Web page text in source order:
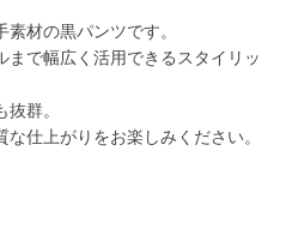
材の黒パンツです。
まで幅広く活用できるスタイリッ
群。
仕上がりをお楽しみください。